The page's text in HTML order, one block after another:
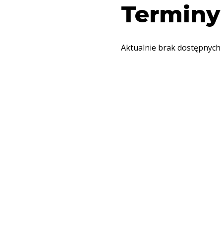
Aktualnie brak